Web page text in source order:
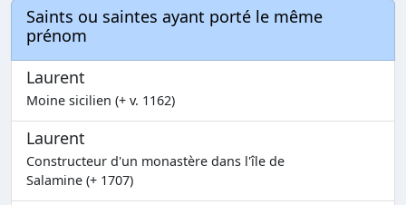
Saints ou saintes ayant porté le même
prénom
Laurent
Moine sicilien (+ v. 1162)
Laurent
Constructeur d'un monastère dans l'île de
Salamine (+ 1707)